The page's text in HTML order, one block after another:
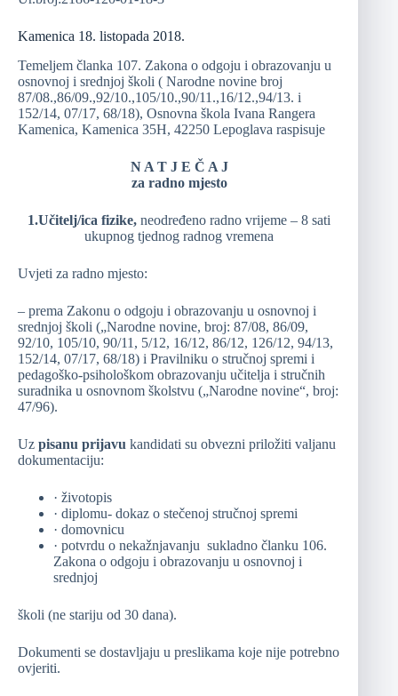
Kamenica 18. listopada 2018.
Temeljem članka 107. Zakona o odgoju i obrazovanju u
osnovnoj i srednjoj školi ( Narodne novine broj
87/08.,86/09.,92/10.,105/10.,90/11.,16/12.,94/13. i
152/14, 07/17, 68/18), Osnovna škola Ivana Rangera
Kamenica, Kamenica 35H, 42250 Lepoglava raspisuje
N A T J E Č A J
za radno mjesto
1.Učitelj/ica fizike,neodređeno radno vrijeme – 8 sati
ukupnog tjednog radnog vremena
Uvjeti za radno mjesto:
– prema Zakonu o odgoju i obrazovanju u osnovnoj i
srednjoj školi („Narodne novine, broj: 87/08, 86/09,
92/10, 105/10, 90/11, 5/12, 16/12, 86/12, 126/12, 94/13,
152/14, 07/17, 68/18) i Pravilniku o stručnoj spremi i
pedagoško-psihološkom obrazovanju učitelja i stručnih
suradnika u osnovnom školstvu („Narodne novine“, broj:
47/96).
Uz pisanu prijavu kandidati su obvezni priložiti valjanu
dokumentaciju:
· životopis
· diplomu- dokaz o stečenoj stručnoj spremi
· domovnicu
· potvrdu o nekažnjavanju sukladno članku 106.
Zakona o odgoju i obrazovanju u osnovnoj i
srednjoj
školi (ne stariju od 30 dana).
Dokumenti se dostavljaju u preslikama koje nije potrebno
ovjeriti.